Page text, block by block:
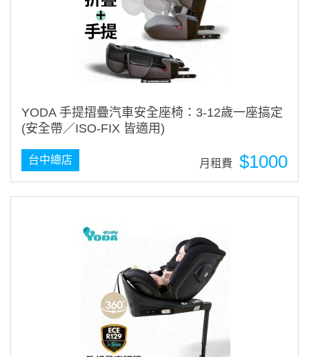
YODA 手提摺疊汽車安全座椅：3-12歲一座搞定
(安全帶／ISO-FIX 皆適用)
$1000
月租費
台中總店